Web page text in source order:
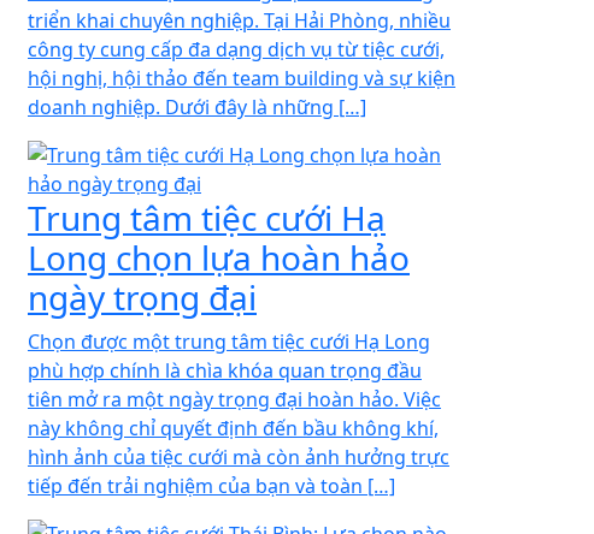
triển khai chuyên nghiệp. Tại Hải Phòng, nhiều
công ty cung cấp đa dạng dịch vụ từ tiệc cưới,
hội nghị, hội thảo đến team building và sự kiện
doanh nghiệp. Dưới đây là những […]
Trung tâm tiệc cưới Hạ
Long chọn lựa hoàn hảo
ngày trọng đại
Chọn được một trung tâm tiệc cưới Hạ Long
phù hợp chính là chìa khóa quan trọng đầu
tiên mở ra một ngày trọng đại hoàn hảo. Việc
này không chỉ quyết định đến bầu không khí,
hình ảnh của tiệc cưới mà còn ảnh hưởng trực
tiếp đến trải nghiệm của bạn và toàn […]